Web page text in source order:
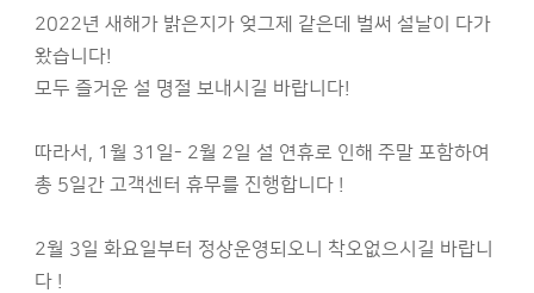
2022년 새해가 밝은지가 엊그제 같은데 벌써 설날이 다가
왔습니다!
모두 즐거운 설 명절 보내시길 바랍니다!
따라서, 1월 31일- 2월 2일 설 연휴로 인해 주말 포함하여
총 5일간 고객센터 휴무를 진행합니다 !
2월 3일 화요일부터 정상운영되오니 착오없으시길 바랍니
다 !